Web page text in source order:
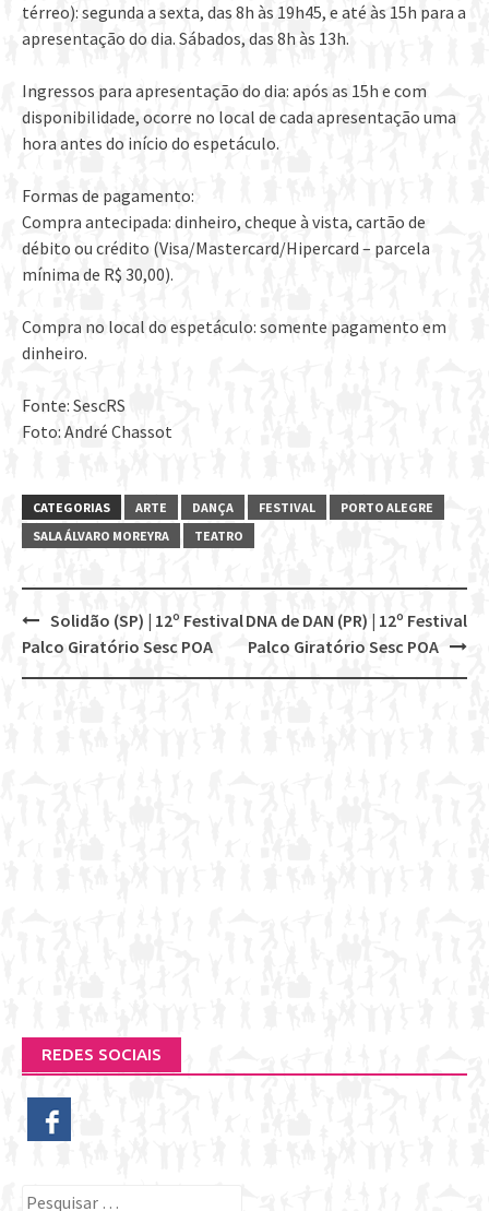
térreo): segunda a sexta, das 8h às 19h45, e até às 15h para a
apresentação do dia. Sábados, das 8h às 13h.
Ingressos para apresentação do dia: após as 15h e com
disponibilidade, ocorre no local de cada apresentação uma
hora antes do início do espetáculo.
Formas de pagamento:
Compra antecipada: dinheiro, cheque à vista, cartão de
débito ou crédito (Visa/Mastercard/Hipercard – parcela
mínima de R$ 30,00).
Compra no local do espetáculo: somente pagamento em
dinheiro.
Fonte: SescRS
Foto: André Chassot
CATEGORIAS ARTE DANÇA FESTIVAL
PORTO ALEGRE
SALA ÁLVARO MOREYRA
TEATRO
Post
navigation
DNA de DAN (PR) | 12º Festival
Palco Giratório Sesc POA
Solidão (SP) | 12º Festival
Palco Giratório Sesc POA
REDES SOCIAIS
Pesquisar